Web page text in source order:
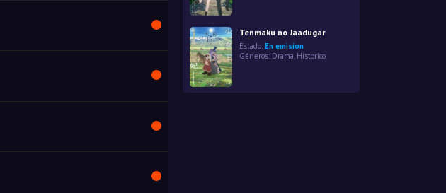
Tenmaku no Jaadugar
Estado: En emision
Géneros: Drama Historico